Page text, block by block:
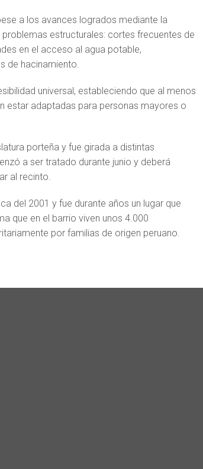
a los avances logrados mediante la
estructurales: cortes frecuentes de
en el acceso al agua potable,
de hacinamiento.
universal, estableciendo que al menos
estar adaptadas para personas mayores o
porteña y fue girada a distintas
a ser tratado durante junio y deberá
al recinto.
del 2001 y fue durante años un lugar que
que en el barrio viven unos 4.000
por familias de origen peruano.